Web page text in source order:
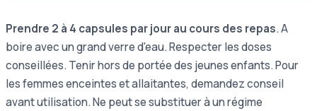
Prendre 2 à 4 capsules par jour au cours des repas. A
boire avec un grand verre d'eau. Respecter les doses
conseillées. Tenir hors de portée des jeunes enfants. Pour
les femmes enceintes et allaitantes, demandez conseil
avant utilisation. Ne peut se substituer à un régime